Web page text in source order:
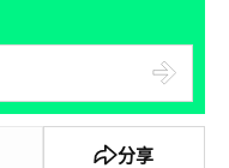
分享